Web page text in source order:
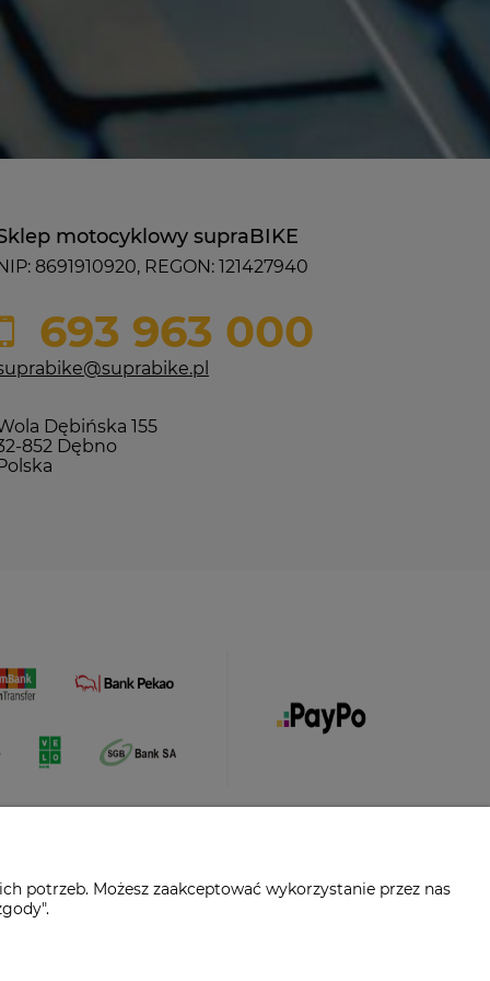
motocyklowy supraBIKE
8691910920, REGON: 121427940
693 963 000
Dębińska 155
852 Dębno
potrzeb. Możesz zaakceptować wykorzystanie przez nas